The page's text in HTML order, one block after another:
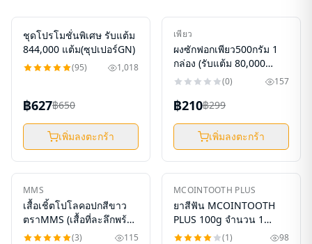
ใหม่
-4%
ชุดโปรโมชั่นพิเศษ รับแต้ม
844,000 แต้ม(ซุปเปอร์GN)
(95) 1,018
฿627฿650
เพิ่มลงตะกร้า
ใหม่
-30%
เพียว
ผงซักฟอกเพียว500กรัม 1
กล่อง (รับแต้ม 80,000
แต้ม)
(0) 157
฿210฿299
เพิ่มลงตะกร้า
ใหม่
-28%
MMS
เสื้อเชิ้ตโปโลคอปกสีขาว
ตราMMS (เสื้อที่ละลึกพร้อม
ลายเซ็น)(ได้รับแต้ม 80,000
(3) 115
ใหม่
-13%
MCOINTOOTH PLUS
ยาสีฟัน MCOINTOOTH
PLUS 100g จำนวน 1
หลอด(รับแต้ม 44,000 แต้ม)
(1) 98